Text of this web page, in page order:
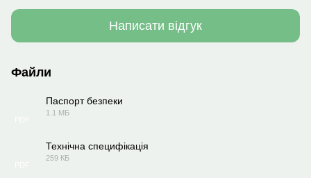
Написати відгук
Файли
Паспорт безпеки
1.1 МБ
Технічна специфікація
259 КБ